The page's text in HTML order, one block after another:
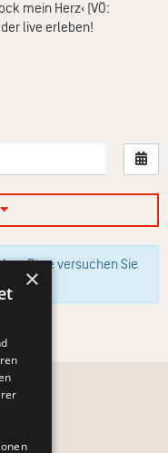
mein Herz‹ (VÖ:
live erleben!
Bitte versuchen Sie
×